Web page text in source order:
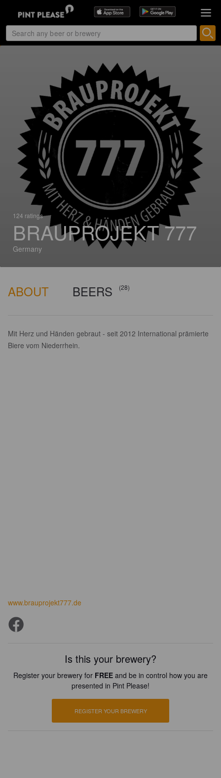
124 ratings
BRAUPROJEKT 777
Germany
ABOUT BEERS (28)
Mit Herz und Händen gebraut - seit 2012 International prämierte
Biere vom Niederrhein.
www.brauprojekt777.de
Is this your brewery?
Register your brewery for FREE and be in control how you are
presented in Pint Please!
REGISTER YOUR BREWERY